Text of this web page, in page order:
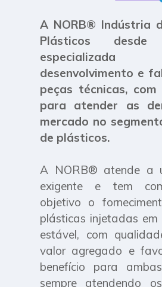
A NORB® Indústria
Plásticos
desenvolvimento e
peças técnicas, com
para atender as
mercado no
de plásticos.
A NORB® atende a
exigente e tem
objetivo o
plásticas injetadas em
estável, com
valor agregado e
benefício para
sempre atendendo